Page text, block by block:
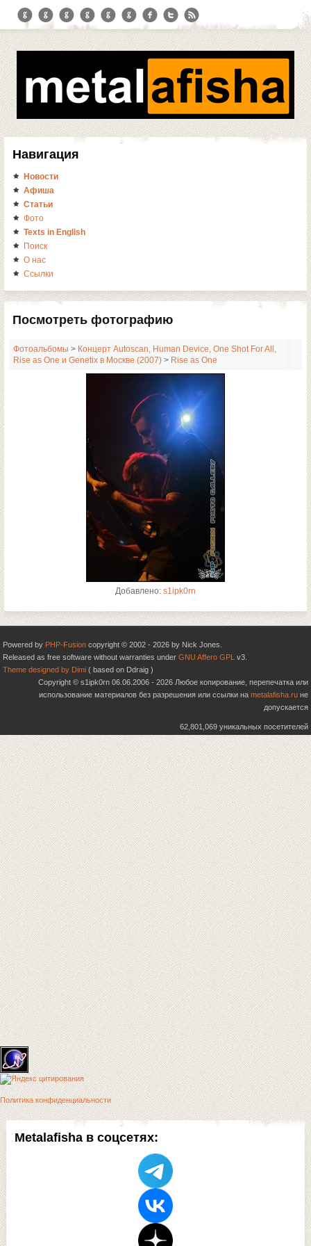
Metalafisha в соцсетях:
Навигация
Новости
Афиша
Статьи
Фото
Texts in English
Поиск
О нас
Ссылки
Посмотреть фотографию
Фотоальбомы > Концерт Autoscan, Human Device, One Shot For All,
Rise as One и Genetix в Москве (2007) > Rise as One
Добавлено: s1ipk0rn
Powered by PHP-Fusion copyright © 2002 - 2026 by Nick Jones.
Released as free software without warranties under GNU Affero GPL v3.
Theme designed by Dimi ( based on Ddraig )
Copyright © s1ipk0rn 06.06.2006 - 2026 Любое копирование, перепечатка или
использование материалов без разрешения или ссылки на metalafisha.ru не
допускается
62,801,069 уникальных посетителей
Политика конфиденциальности